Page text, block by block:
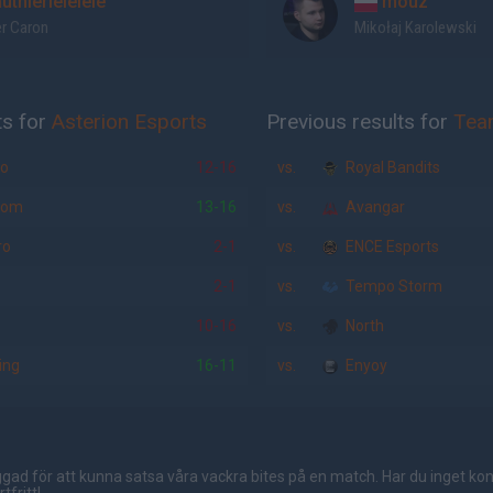
Caron Mikołaj Karolewski
for Asterion Esports
12-16
13-16
2-1
2-1
10-16
16-11
Previous results for
vs. Royal Bandits
vs. Avangar
vs. ENCE Esports
vs. Tempo Storm
vs. North
vs. Enyoy
för att kunna satsa våra vackra bites på en match. Har du inget